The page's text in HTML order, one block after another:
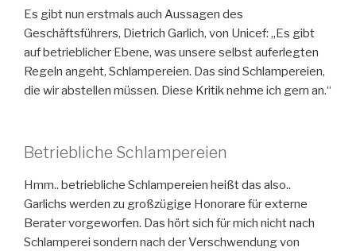
Es gibt nun erstmals auch Aussagen des
Geschäftsführers, Dietrich Garlich, von Unicef: „Es gibt
auf betrieblicher Ebene, was unsere selbst auferlegten
Regeln angeht, Schlampereien. Das sind Schlampereien,
die wir abstellen müssen. Diese Kritik nehme ich gern an.“
Betriebliche Schlampereien
Hmm.. betriebliche Schlampereien heißt das also..
Garlichs werden zu großzügige Honorare für externe
Berater vorgeworfen. Das hört sich für mich nicht nach
Schlamperei sondern nach der Verschwendung von